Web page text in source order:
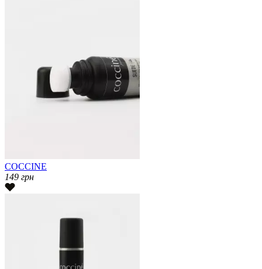
COCCINE
149 грн